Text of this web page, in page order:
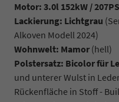
Motor: 3.0l 152kW /
Lackierung: Lichtgrau
Alkoven Modell 2024)
Wohnwelt: Mamor (hell)
Polstersatz: Bicolor für
und unterer Wulst in
Rückenfläche in Stoff -